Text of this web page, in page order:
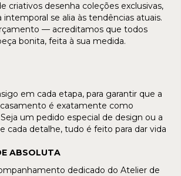
criativos desenha coleções exclusivas,
intemporal se alia às tendências atuais.
— acreditamos que todos
bonita, feita à sua medida.
em cada etapa, para garantir que a
é exatamente como
um pedido especial de design ou a
cada detalhe, tudo é feito para dar vida
ABSOLUTA
dedicado do Atelier de